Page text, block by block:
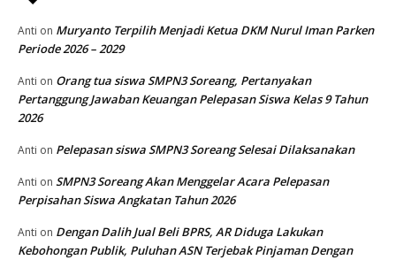
Anti on Muryanto Terpilih Menjadi Ketua DKM Nurul Iman Parken
Periode 2026 – 2029
Anti on Orang tua siswa SMPN3 Soreang, Pertanyakan
Pertanggung Jawaban Keuangan Pelepasan Siswa Kelas 9 Tahun
2026
Anti on Pelepasan siswa SMPN3 Soreang Selesai Dilaksanakan
Anti on SMPN3 Soreang Akan Menggelar Acara Pelepasan
Perpisahan Siswa Angkatan Tahun 2026
Anti on Dengan Dalih Jual Beli BPRS, AR Diduga Lakukan
Kebohongan Publik, Puluhan ASN Terjebak Pinjaman Dengan